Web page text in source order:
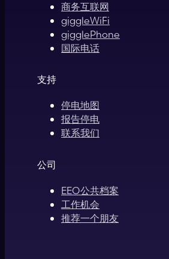
商务互联网
giggleWiFi
gigglePhone
国际电话
支持
停电地图
报告停电
联系我们
公司
EEO公共档案
工作机会
推荐一个朋友